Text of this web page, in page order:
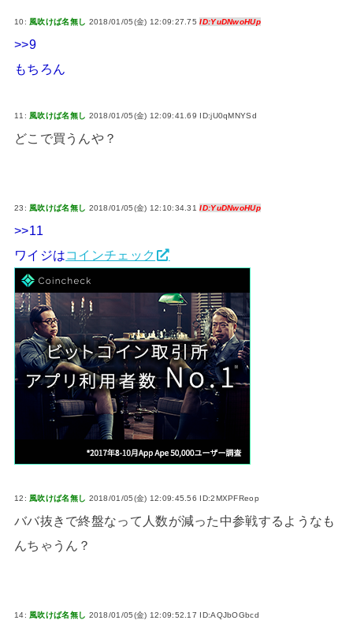
10: 風吹けば名無し 2018/01/05(金) 12:09:27.75ID:YuDNwoHUp
>>9
もちろん
11: 風吹けば名無し 2018/01/05(金) 12:09:41.69 ID:jU0qMNYSd
どこで買うんや？
23:風吹けば名無し 2018/01/05(金) 12:10:34.31ID:YuDNwoHUp
>>11
ワイジはコインチェック
12: 風吹けば名無し 2018/01/05(金) 12:09:45.56 ID:2MXPFReop
ババ抜きで終盤なって人数が減った中参戦するようなも
んちゃうん？
14:風吹けば名無し 2018/01/05(金) 12:09:52.17 ID:AQJbOGbcd